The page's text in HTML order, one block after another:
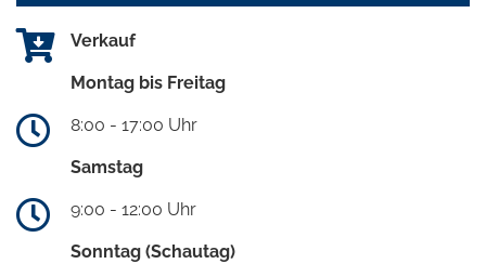
Verkauf
Montag bis Freitag
8:00 - 17:00 Uhr
Samstag
9:00 - 12:00 Uhr
Sonntag (Schautag)